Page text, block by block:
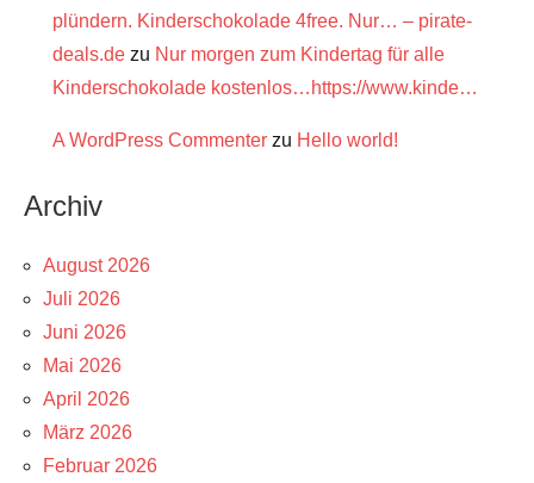
plündern. Kinderschokolade 4free. Nur… – pirate-
deals.de zu Nur morgen zum Kindertag für alle
Kinderschokolade kostenlos…https://www.kinde…
A WordPress Commenter zu Hello world!
Archiv
August 2026
Juli 2026
Juni 2026
Mai 2026
April 2026
März 2026
Februar 2026